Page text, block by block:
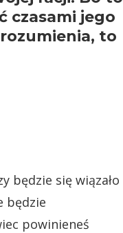
czasami jego
to
będzie się wiązało
będzie
powinieneś